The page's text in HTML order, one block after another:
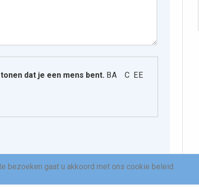
dat je een mens bent. B A C E E
bezoeken gaat u akkoord met ons cookie beleid.